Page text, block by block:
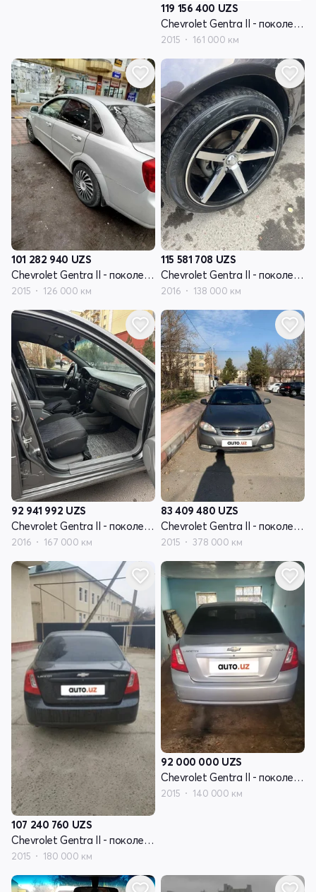
119 156 400 UZS
Chevrolet Gentra II - поколение
2015 161 000 км
101 282 940 UZS
Chevrolet Gentra II - поколение
2015 126 000 км
115 581 708 UZS
Chevrolet Gentra II - поколение
2016 138 000 км
92 941 992 UZS
Chevrolet Gentra II - поколение
2016 167 000 км
83 409 480 UZS
Chevrolet Gentra II - поколение
2015 378 000 км
107 240 760 UZS
Chevrolet Gentra II - поколение
2015 180 000 км
92 000 000 UZS
Chevrolet Gentra II - поколение
2015 140 000 км